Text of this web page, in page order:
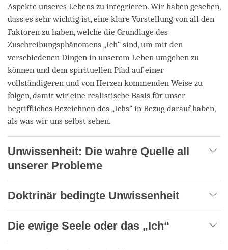
Aspekte unseres Lebens zu integrieren. Wir haben gesehen,
dass es sehr wichtig ist, eine klare Vorstellung von all den
Faktoren zu haben, welche die Grundlage des
Zuschreibungsphänomens „Ich“ sind, um mit den
verschiedenen Dingen in unserem Leben umgehen zu
können und dem spirituellen Pfad auf einer
vollständigeren und von Herzen kommenden Weise zu
folgen, damit wir eine realistische Basis für unser
begriffliches Bezeichnen des „Ichs“ in Bezug darauf haben,
als was wir uns selbst sehen.
Unwissenheit: Die wahre Quelle all
unserer Probleme
Doktrinär bedingte Unwissenheit
Die ewige Seele oder das „Ich“